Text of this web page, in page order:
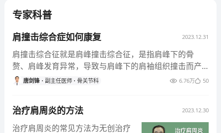
专家科普
肩撞击综合症如何康复 2023.12.31
肩撞击综合征就是肩峰撞击综合征，是指肩峰下的骨
赘、肩峰发育异常，导致与肩峰下的肩袖组织撞击而产
生的疾病。治疗主要是对症治疗，患者可予以休息，或
膏。 另外也可以在痛点处予以局部的物理治疗，如热疗
治疗、冲击波疗法、低周波疗法，还可在局部痛点处予
唐剑锋 副主任医师 骨关节科 6.76万 50
治疗肩周炎的方法 2023.12.30
治疗肩周炎的常见方法为无创治疗